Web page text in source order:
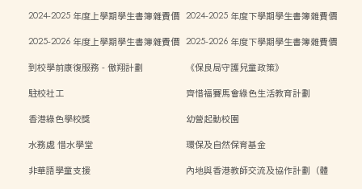
2024-2025 年度上學期學生書簿雜費價 2024-2025 年度下學期學生書簿雜費價
2025-2026 年度上學期學生書簿雜費價 2025-2026 年度下學期學生書簿雜費價
到校學前康復服務 - 傲翔計劃
《保良局守護兒童政策》
駐校社工
齊惜福賽馬會綠色生活教育計劃
香港綠色學校獎
幼營起動校園
水務處 惜水學堂
環保及自然保育基金
非華語學童支援
內地與香港教師交流及協作計劃（體